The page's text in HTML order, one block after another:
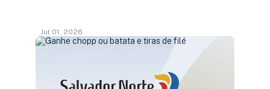
Jul 01, 2026